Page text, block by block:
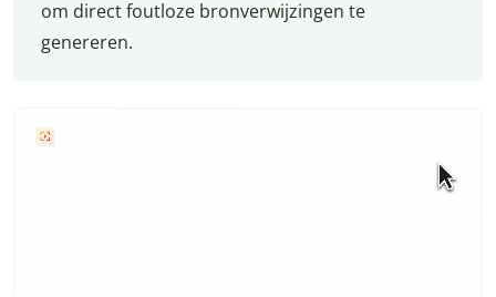
om direct foutloze bronverwijzingen te
genereren.